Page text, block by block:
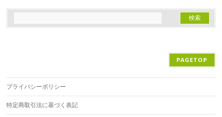
PAGETOP
プライバシーポリシー
特定商取引法に基づく表記